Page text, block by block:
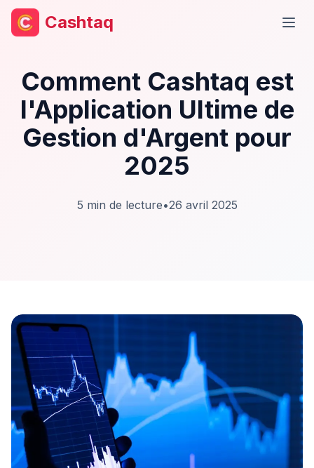
Cashtaq
Comment Cashtaq est
l'Application Ultime de
Gestion d'Argent pour
2025
5 min de lecture•26 avril 2025